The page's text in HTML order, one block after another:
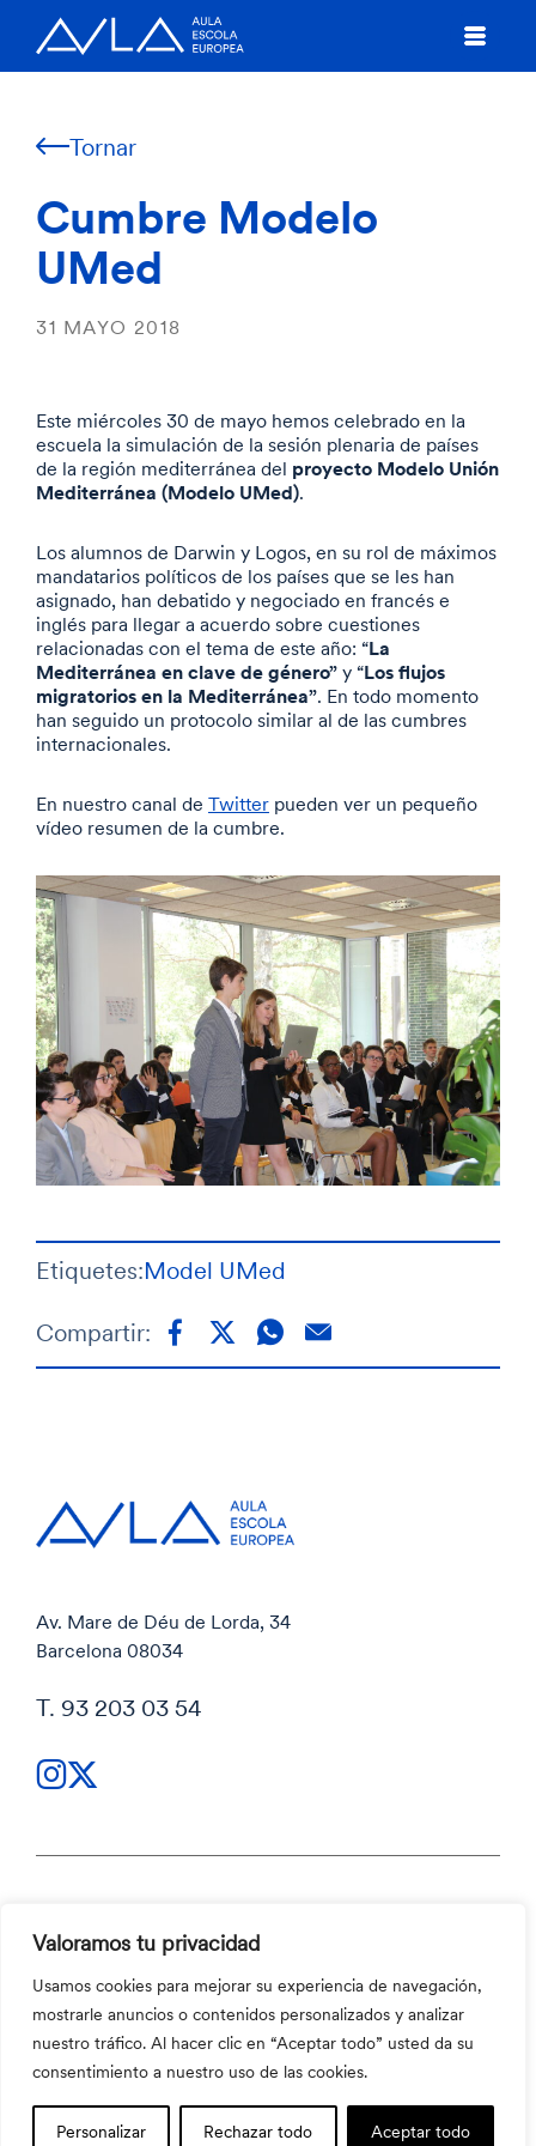
Valoramos tu privacidad
Usamos cookies para mejorar su experiencia de navegación,
mostrarle anuncios o contenidos personalizados y analizar
nuestro tráfico. Al hacer clic en “Aceptar todo” usted da su
consentimiento a nuestro uso de las cookies.
Personalizar Rechazar todo Aceptar todo
Tornar
Cumbre Modelo
UMed
31 MAYO 2018
Este miércoles 30 de mayo hemos celebrado en la
escuela la simulación de la sesión plenaria de países
de la región mediterránea del proyecto Modelo Unión
Mediterránea (Modelo UMed).
Los alumnos de Darwin y Logos, en su rol de máximos
mandatarios políticos de los países que se les han
asignado, han debatido y negociado en francés e
inglés para llegar a acuerdo sobre cuestiones
relacionadas con el tema de este año: “La
Mediterránea en clave de género” y “Los flujos
migratorios en la Mediterránea”. En todo momento
han seguido un protocolo similar al de las cumbres
internacionales.
En nuestro canal de Twitter pueden ver un pequeño
vídeo resumen de la cumbre.
Etiquetes:Model UMed
Compartir:
Av. Mare de Déu de Lorda, 34
Barcelona 08034
T. 93 203 03 54
Política de privacidad
Código ético y Canal ético
Política de cookies
Código ético y Canal ético
©2026 Aula Escola Europea